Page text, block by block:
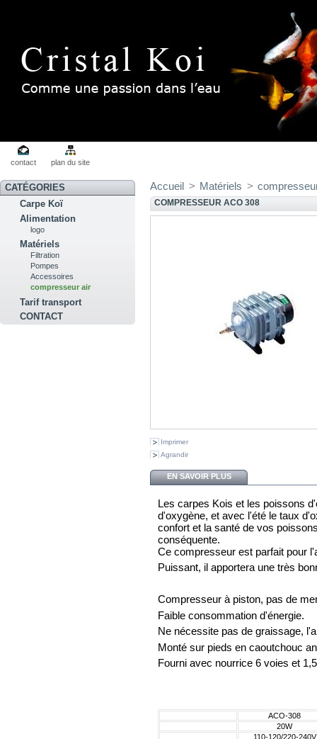
contact plan du site
CATÉGORIES
Carpe Koï
Alimentation
logo
Matériels
Filtration
Pompes
Accessoires
compresseur air
Tarif transport
CONTACT
Accueil > Matériels >
COMPRESSEUR ACO 308
Imprimer
Agrandir
EN SAVOIR PLUS
Les carpes Kois et les poissons
d'oxygène, et avec l'été le taux
confort et la santé de vos
conséquente.
Ce compresseur est parfait pour
Puissant, il apportera une très
Compresseur à piston, pas de
Faible consommation d'énergie.
Ne nécessite pas de graissage,
Monté sur pieds en caoutchouc
Fourni avec nourrice 6 voies et
ACO-308
20W
110-120/220-240V